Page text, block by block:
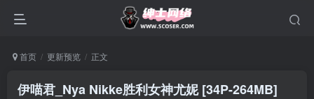
首页 更新预览 正文
伊喵君_Nya Nikke胜利女神尤妮 [34P-264MB]